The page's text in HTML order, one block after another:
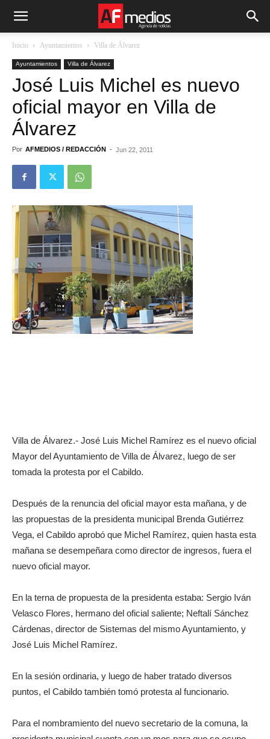
Inicio Ayuntamientos Villa de Álvarez
Ayuntamientos Villa de Álvarez
José Luis Michel es nuevo
oficial mayor en Villa de
Álvarez
Por AFMEDIOS / REDACCIÓN - Jun 22, 2011
Villa de Álvarez.- José Luis Michel Ramírez es el nuevo oficial
Mayor del Ayuntamiento de Villa de Álvarez, luego de ser
tomada la protesta por el Cabildo.
Después de la renuncia del oficial mayor esta mañana, y de
las propuestas de la presidenta municipal Brenda Gutiérrez
Vega, el Cabildo aprobó que Michel Ramírez, quien hasta esta
mañana se desempeñara como director de ingresos, fuera el
nuevo oficial mayor.
En la terna de propuesta de la presidenta estaba: Sergio Iván
Velasco Flores, hermano del oficial saliente; Neftalí Sánchez
Cárdenas, director de Sistemas del mismo Ayuntamiento, y
José Luis Michel Ramírez.
En la sesión ordinaria, y luego de haber tratado diversos
puntos, el Cabildo también tomó protesta al funcionario.
Para el nombramiento del nuevo secretario de la comuna, la